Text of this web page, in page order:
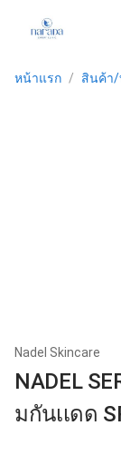
หน้าแรก / สินค้า/
Nadel Skincare
NADEL
มกันเเดด